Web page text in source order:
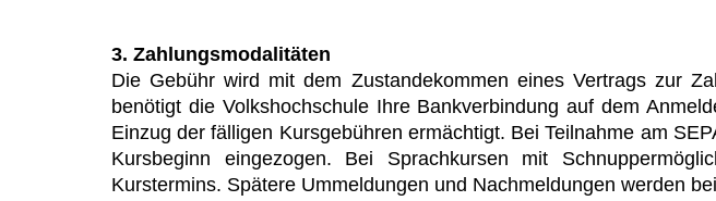
3. Zahlungsmodalitäten
Die Gebühr wird mit dem Zustandekommen eines Vertrags zur
benötigt die Volkshochschule Ihre Bankverbindung auf dem
Einzug der fälligen Kursgebühren ermächtigt. Bei Teilnahme am
Kursbeginn eingezogen. Bei Sprachkursen mit
Kurstermins. Spätere Ummeldungen und Nachmeldungen werden